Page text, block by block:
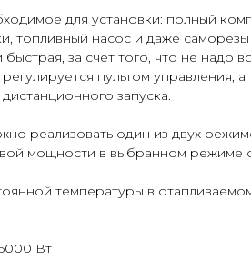
для установки: полный
топливный насос и даже
за счет того, что не надо
пультом управления, а
запуска.
реализовать один из двух
мощности в выбранном режиме
температуры в
Вт